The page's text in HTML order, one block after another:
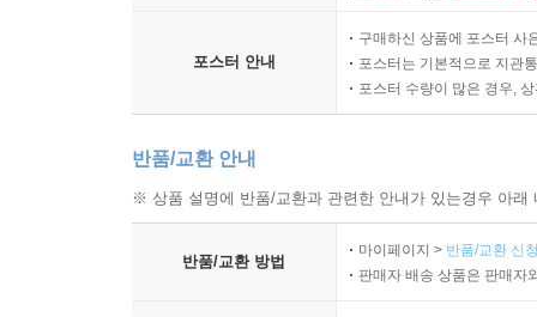
포스터 안내
구매하신 상품에 포스터 사
포스터는 기본적으로 지관
포스터 수량이 많은 경우,
반품/교환 안내
※ 상품 설명에 반품/교환과 관련한 안내가 있는경우 아
반품/교환 방법
마이페이지 > 반품/교환 신
판매자 배송 상품은 판매자